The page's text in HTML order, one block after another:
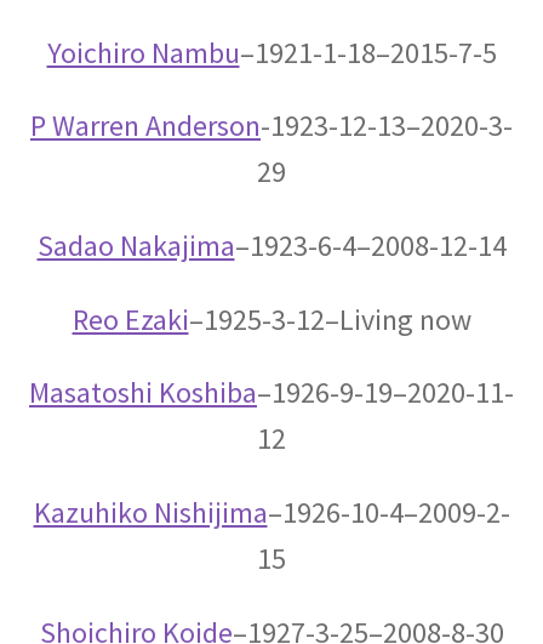
エンリコ・フェルミ
【マンハッタン計画に参画し排他律に従う原理
エヴァリスト・ガロア（Évariste Galois)
【数学者にして革命家_体論や群論を確立】
Yoichiro Nambu–1921-1-18–2015-7-5
PWarren Anderson-1923-12-13–2020-3-
29
Sadao Nakajima–1923-6-4–2008-12-14
Reo Ezaki–1925-3-12–Living now
Masatoshi Koshiba–1926-9-19–2020-11-
12
Kazuhiko Nishijima–1926-10-4–2009-2-
15
Shoichiro Koide–1927-3-25–2008-8-30